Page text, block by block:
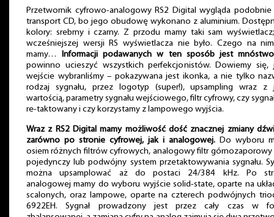
Przetwornik cyfrowo-analogowy RS2 Digital wygląda podobnie
transport CD, bo jego obudowę wykonano z aluminium.
kolory: srebrny i czarny. Z przodu mamy taki sam
wcześniejszej wersji RS wyświetlacza nie było. Czego na
mamy…Informacji podawanych w ten sposób jest
powinno ucieszyć wszystkich perfekcjonistów. Dowiemy się,
wejście wybranliśmy – pokazywana jest ikonka, a nie tylko
rodzaj sygnału, przez logotyp (super!), upsampling wraz z
wartością, parametry sygnału wejściowego, filtr cyfrowy, czy
re-taktowany i czy korzystamy z lampowego wyjścia.
Wraz z RS2 Digital mamy możliwość dość znacznej zmiany
zarówno po stronie cyfrowej, jak i analogowej. Do wyboru
osiem różnych filtrów cyfrowych, analogowy filtr górnozaporowy
pojedynczy lub podwójny system przetaktowywania sygnału.
można upsamplować aż do postaci 24/384 kHz. Po
analogowej mamy do wyboru wyjście solid-state, oparte na
scalonych, oraz lampowe, oparte na czterech podwójnych
6922EH. Sygnał prowadzony jest przez cały czas w